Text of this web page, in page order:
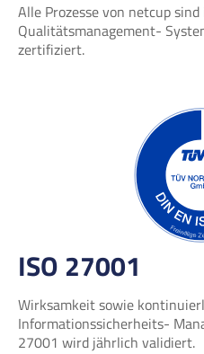
Alle Prozesse von netcup
Qualitätsmanagement-
zertifiziert.
ISO 27001
Wirksamkeit sowie
Informationssicherheits-
27001 wird jährlich validiert.